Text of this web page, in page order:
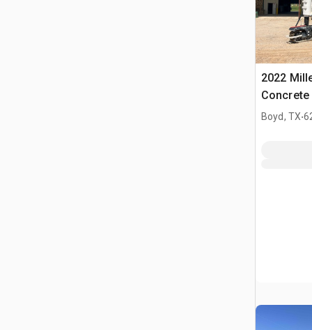
2022
Concrete
Boyd, TX.